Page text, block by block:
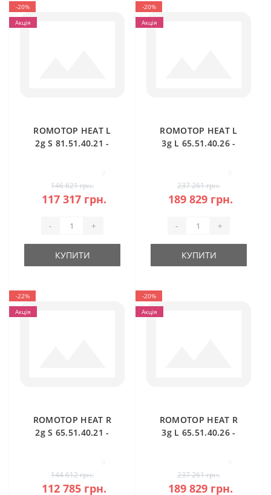
-20%
Акція
ROMOTOP HEAT L
2g S 81.51.40.21 -
146 621 грн.
117 317 грн.
- +
КУПИТИ
-20%
Акція
ROMOTOP HEAT L
3g L 65.51.40.26 -
камера)
237 261 грн.
189 829 грн.
- +
КУПИТИ
-22%
Акція
ROMOTOP HEAT R
2g S 65.51.40.21 -
топка
144 612 грн.
112 785 грн.
-20%
Акція
ROMOTOP HEAT R
3g L 65.51.40.26 -
камера)
237 261 грн.
189 829 грн.